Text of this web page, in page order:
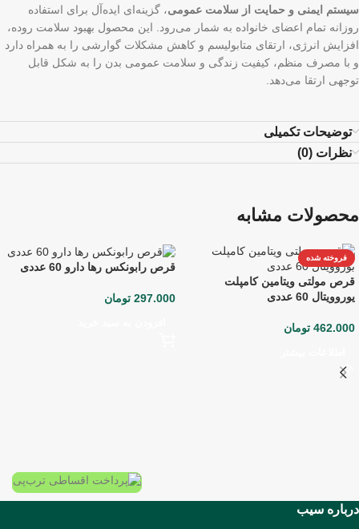
سیستم ایمنی و حمایت از سلامت عمومی، گزینه‌ای ایده‌آل برای استفاده
روزانه تمام اعضای خانواده به شمار می‌رود. این محصول بهبود سلامت روده،
افزایش انرژی، ارتقای متابولیسم و کاهش مشکلات گوارشی را به همراه دارد
و با مصرف منظم، کیفیت زندگی و سلامت عمومی بدن را به شکل قابل
توجهی ارتقا می‌دهد.
توضیحات تکمیلی
نظرات (0)
محصولات مشابه
فروخته شده
قرص مولتی ویتامین کامپلت
یوروویتال 60 عددی
462.000 تومان
قرص رابونکس رها دارو 60 عددی
297.000 تومان
درباره سیب